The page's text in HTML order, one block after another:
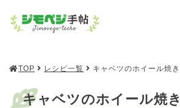
TOP レシピ一覧 キャベツのホイール焼き
キャベツのホイール焼き